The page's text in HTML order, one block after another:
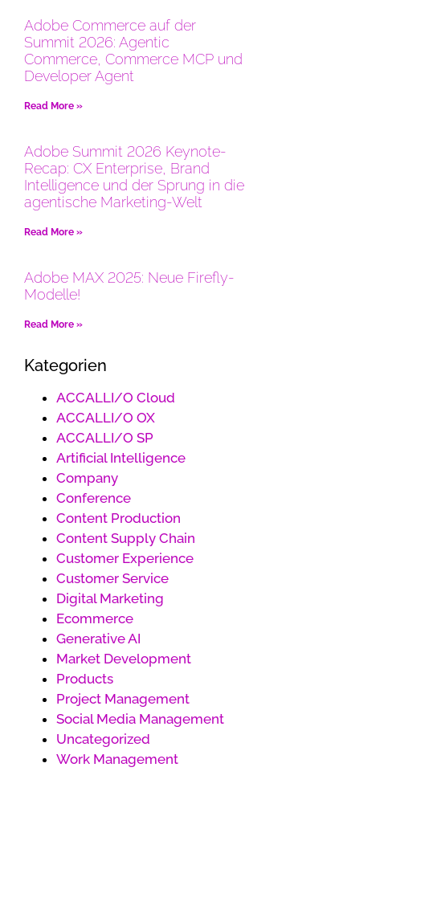
Adobe Commerce auf der
Summit 2026: Agentic
Commerce, Commerce MCP und
Developer Agent
Read More »
Adobe Summit 2026 Keynote-
Recap: CX Enterprise, Brand
Intelligence und der Sprung in die
agentische Marketing-Welt
Read More »
Adobe MAX 2025: Neue Firefly-
Modelle!
Read More »
Kategorien
ACCALLI/O Cloud
ACCALLI/O OX
ACCALLI/O SP
Artificial Intelligence
Company
Conference
Content Production
Content Supply Chain
Customer Experience
Customer Service
Digital Marketing
Ecommerce
Generative AI
Market Development
Products
Project Management
Social Media Management
Uncategorized
Work Management